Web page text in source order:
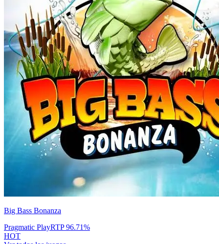
Big Bass Bonanza
Pragmatic PlayRTP96.71%
HOT